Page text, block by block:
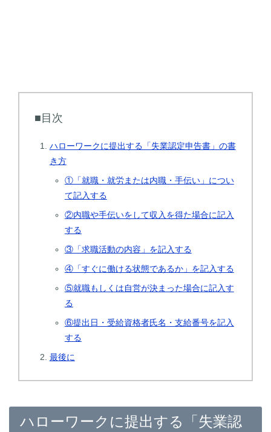
■目次
ハローワークに提出する「失業認定申告書」の書
き方
①「就職・就労または内職・手伝い」につい
て記入する
②内職や手伝いをして収入を得た場合に記入
する
③「求職活動の内容」を記入する
④「すぐに働ける状態であるか」を記入する
⑤就職もしくは自営が決まった場合に記入す
る
⑥提出日・受給資格者氏名・支給番号を記入
する
最後に
ハローワークに提出する「失業認